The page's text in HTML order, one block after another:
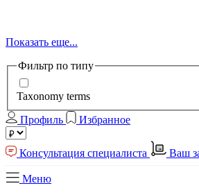
Показать еще...
Фильтр по типу
Taxonomy terms
Профиль
Избранное
Консультация специалиста Ваш
Меню